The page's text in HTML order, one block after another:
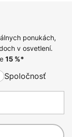
ponukách,
v osvetlení.
15%*
Spoločnosť